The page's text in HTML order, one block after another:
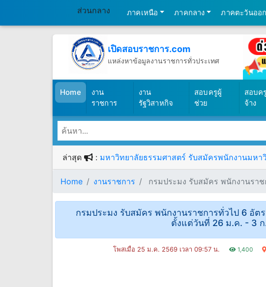
ส่วนกลาง ภาคเหนือ ภาคกลาง ภาคตะวันออ
เปิดสอบราชการ.com
แหล่งหาข้อมูลงานราชการทั่วประเทศ
Home(เปิดสอบราชการ)
งาน
ราชการ
งาน
รัฐวิสาหกิจ
สอบครูผู้
ช่วย
สอบค
จ้าง
ล่าสุด : มหาวิทยาลัยธรรมศาสตร์ รับสมัครพนักงานมหา
Home งานราชการ กรมประมง รับสมัคร พนักงานราช
กรมประมง รับสมัคร พนักงานราชการทั่วไป 6 อัต
ตั้งแต่วันที่ 26 ม.ค. - 3
โพสเมื่อ 25 ม.ค. 2569 เวลา 09:57 น. 1,400